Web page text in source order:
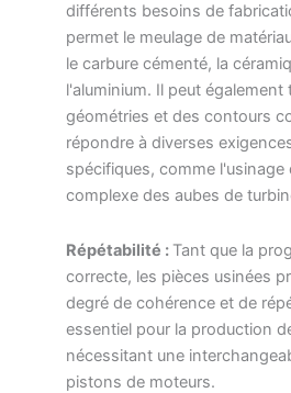
différents besoins de
permet le meulage de
le carbure cémenté, la
l'aluminium. Il peut également
géométries et des contours
répondre à diverses
spécifiques, comme l'usinage
complexe des aubes de
Répétabilité : Tant que la
correcte, les pièces usinées
degré de cohérence et de
essentiel pour la production
nécessitant une
pistons de moteurs.